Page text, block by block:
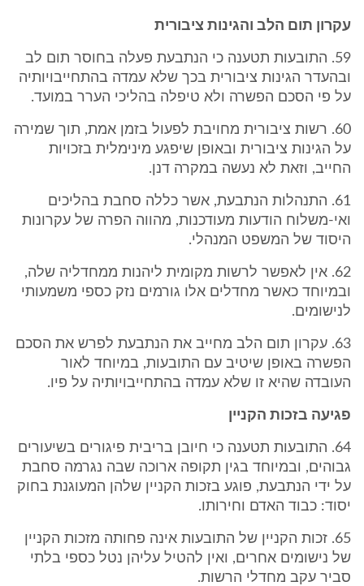
עקרון תום הלב והגינות ציבורית
59. התובעות תטענה כי הנתבעת פעלה בחוסר תום לב
ובהעדר הגינות ציבורית בכך שלא עמדה בהתחייבויותיה
על פי הסכם הפשרה ולא טיפלה בהליכי הערר במועד.
60. רשות ציבורית מחויבת לפעול בזמן אמת, תוך שמירה
על הגינות ציבורית ובאופן שיפגע מינימלית בזכויות
החייב, וזאת לא נעשה במקרה דנן.
61. התנהלות הנתבעת, אשר כללה סחבת בהליכים
ואי-משלוח הודעות מעודכנות, מהווה הפרה של עקרונות
היסוד של המשפט המנהלי.
62. אין לאפשר לרשות מקומית ליהנות ממחדליה שלה,
ובמיוחד כאשר מחדלים אלו גורמים נזק כספי משמעותי
לנישומים.
63. עקרון תום הלב מחייב את הנתבעת לפרש את הסכם
הפשרה באופן שיטיב עם התובעות, במיוחד לאור
העובדה שהיא זו שלא עמדה בהתחייבויותיה על פיו.
פגיעה בזכות הקניין
64. התובעות תטענה כי חיובן בריבית פיגורים בשיעורים
גבוהים, ובמיוחד בגין תקופה ארוכה שבה נגרמה סחבת
על ידי הנתבעת, פוגע בזכות הקניין שלהן המעוגנת בחוק
יסוד: כבוד האדם וחירותו.
65. זכות הקניין של התובעות אינה פחותה מזכות הקניין
של נישומים אחרים, ואין להטיל עליהן נטל כספי בלתי
סביר עקב מחדלי הרשות.